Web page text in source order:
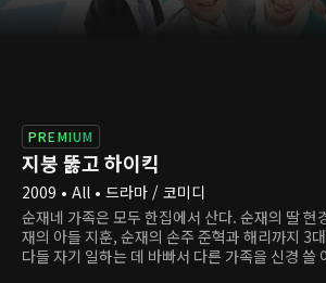
PREMIUM
지붕 뚫고 하이킥
2009 • All • 드라마 / 코미디
순재네 가족은 모두 한집에서 산다. 순재의 딸 현
재의 아들 지훈, 순재의 손주 준혁과 해리까지 3
다들 자기 일하는 데 바빠서 다른 가족을 신경 쓸